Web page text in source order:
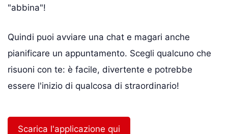
"abbina"!
Quindi puoi avviare una chat e magari anche
pianificare un appuntamento. Scegli qualcuno che
risuoni con te: è facile, divertente e potrebbe
essere l'inizio di qualcosa di straordinario!
Scarica l'applicazione qui